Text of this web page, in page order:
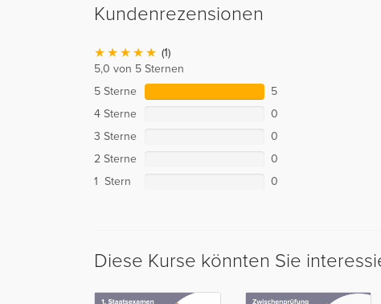
Kundenrezensionen
(1)
5,0 von 5 Sternen
5 Sterne
5
4 Sterne
0
3 Sterne
0
2 Sterne
0
1 Stern
0
Diese Kurse könnten Sie